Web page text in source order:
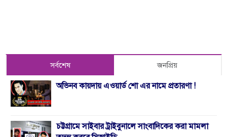
সর্বশেষ জনপ্রিয়
অভিনব কায়দায় এওয়ার্ড শো এর নামে প্রতারণা !
চট্টগ্রামে সাইবার ট্রাইবুনালে সাংবাদিকের করা মামলা